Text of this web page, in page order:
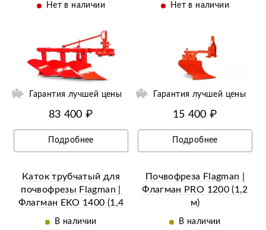
Нет в наличии
Гарантия лучшей цены
83 400 ₽
Подробнее
Нет в наличии
Гарантия лучшей цены
15 400 ₽
Подробнее
Каток трубчатый для
почвофрезы Flagman |
Флагман EKO 1400 (1,4
В наличии
Почвофреза Flagman |
Флагман PRO 1200 (1,2
м)
В наличии